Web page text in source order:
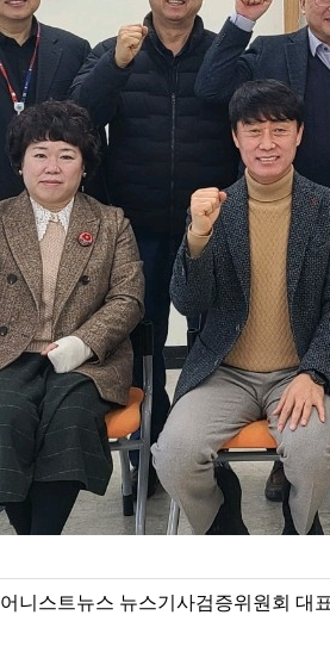
어니스트뉴스 뉴스기사검증위원회 대